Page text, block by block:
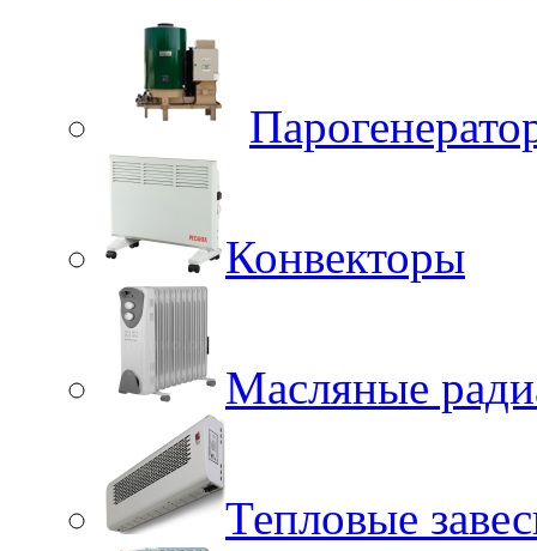
Конвекторы
Масляные
Тепловые